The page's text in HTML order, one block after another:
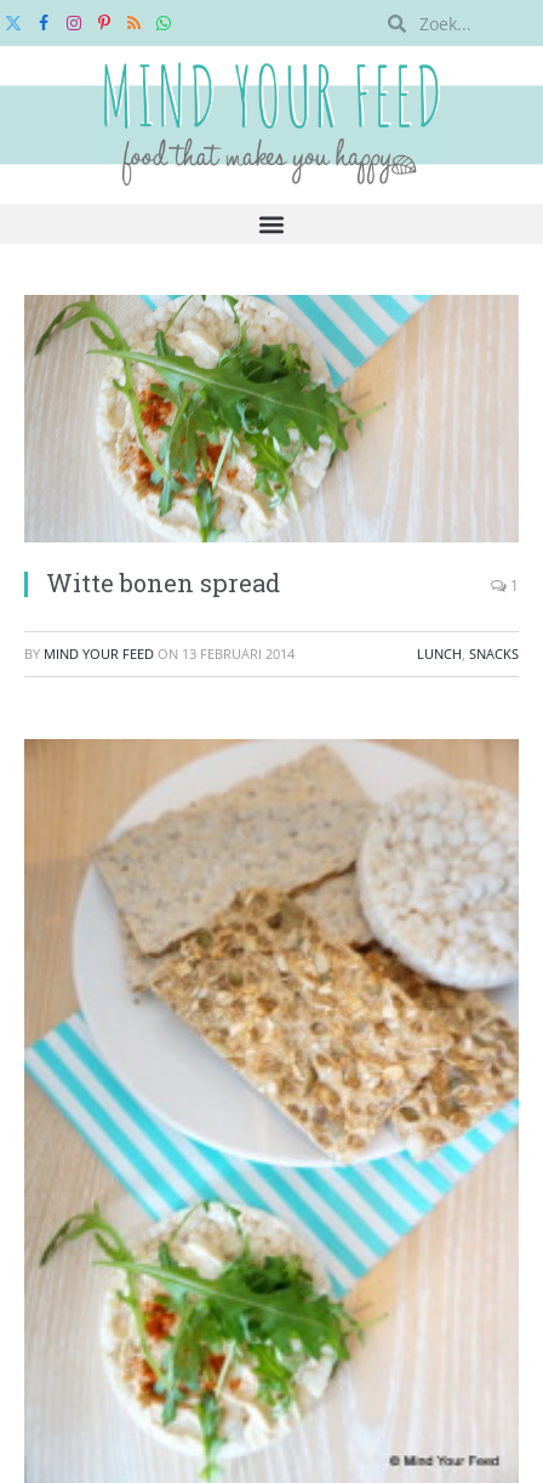
X
FacebookInstagram
Pinterest
RSSWhatsApp
Witte bonen spread 1
BY MIND YOUR FEED ON 13 FEBRUARI 2014 LUNCH, SNACKS